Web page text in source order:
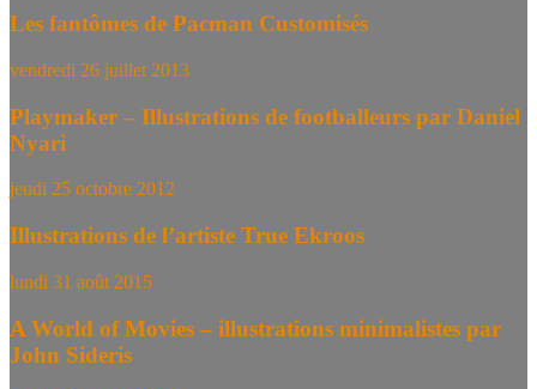
Les fantômes de Pacman Customisés
vendredi 26 juillet 2013
Playmaker – Illustrations de footballeurs par Daniel
Nyari
jeudi 25 octobre 2012
Illustrations de l’artiste True Ekroos
lundi 31 août 2015
A World of Movies – illustrations minimalistes par
John Sideris